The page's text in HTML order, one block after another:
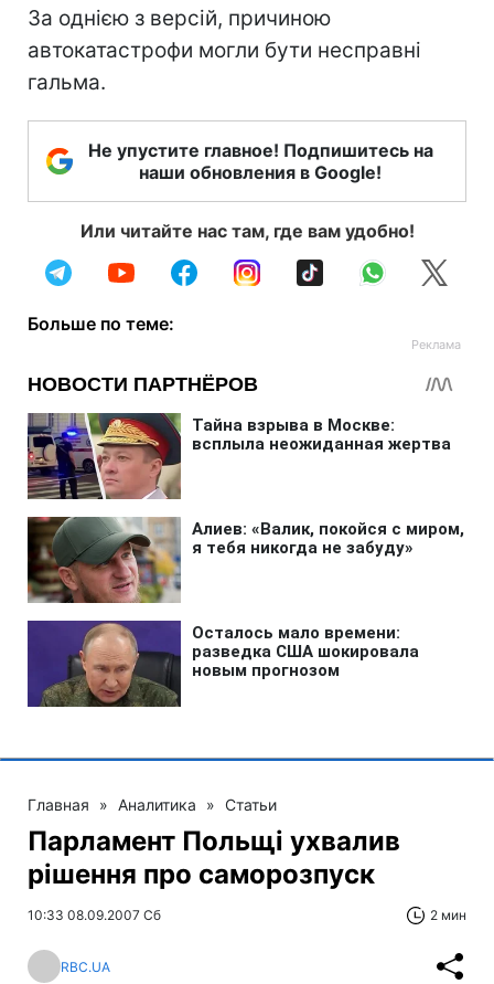
За однією з версій, причиною
автокатастрофи могли бути несправні
гальма.
Не упустите главное! Подпишитесь на
наши обновления в Google!
Или читайте нас там, где вам удобно!
Больше по теме:
Главная » Аналитика » Статьи
Парламент Польщі ухвалив
рішення про саморозпуск
10:33 08.09.2007 Сб 2 мин
RBC.UA